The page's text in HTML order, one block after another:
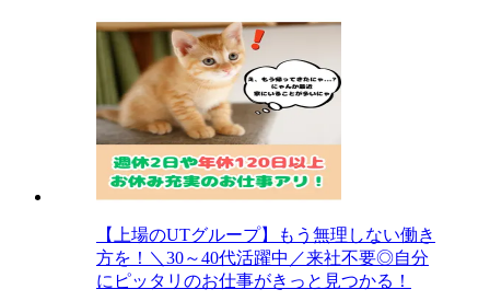
【上場のUTグループ】もう無理しない働き
方を！＼30～40代活躍中／来社不要◎自分
にピッタリのお仕事がきっと見つかる！